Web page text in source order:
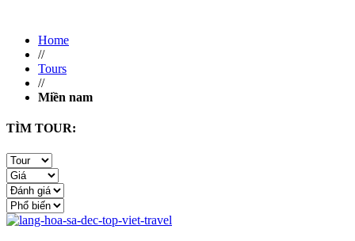
Home
//
Tours
//
Miền nam
TÌM TOUR: